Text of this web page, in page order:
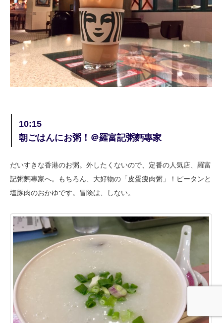
10:15
朝ごはんにお粥！＠羅富記粥麪專家
だいすきな香港のお粥。外したくないので、定番の人気店、羅富
記粥麪專家へ。もちろん、大好物の「皮蛋痩肉粥」！ピータンと
塩豚肉のおかゆです。冒険は、しない。